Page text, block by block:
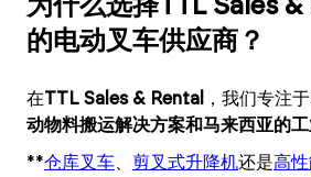
为什么选择TTL Sales
的电动叉车供应商？
在TTL Sales & Rental ，我们专注于
动物料搬运解决方案和马来西亚的
**仓库叉车 剪叉式升降机还是高